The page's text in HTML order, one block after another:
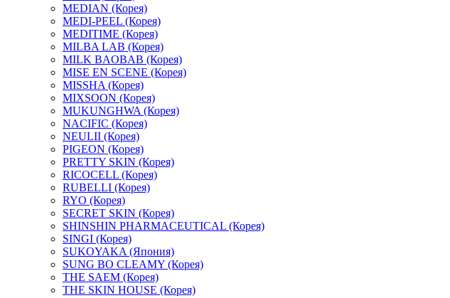
MEDIAN (Корея)
MEDI-PEEL (Корея)
MEDITIME (Корея)
MILBA LAB (Корея)
MILK BAOBAB (Корея)
MISE EN SCENE (Корея)
MISSHA (Корея)
MIXSOON (Корея)
MUKUNGHWA (Корея)
NACIFIC (Корея)
NEULII (Корея)
PIGEON (Корея)
PRETTY SKIN (Корея)
RICOCELL (Корея)
RUBELLI (Корея)
RYO (Корея)
SECRET SKIN (Корея)
SHINSHIN PHARMACEUTICAL (Корея)
SINGI (Корея)
SUKOYAKA (Япония)
SUNG BO CLEAMY (Корея)
THE SAEM (Корея)
THE SKIN HOUSE (Корея)